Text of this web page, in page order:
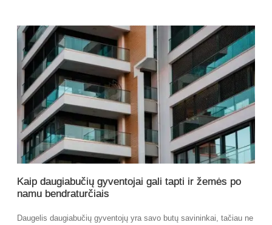
Kaip daugiabučių gyventojai gali tapti ir žemės po
namu bendraturčiais
Daugelis daugiabučių gyventojų yra savo butų savininkai, tačiau ne